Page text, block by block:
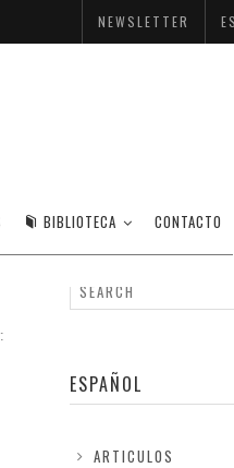
NEWSLETTER ES
BIBLIOTECA CONTACTO
ESPAÑOL
ARTICULOS